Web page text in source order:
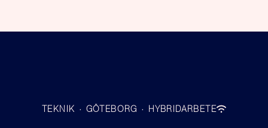
TEKNIK · GÖTEBORG · HYBRIDARBETE